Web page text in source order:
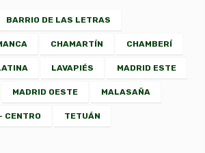
BARRIO DE LAS LETRAS
CHAMARTÍN CHAMBERÍ
LAVAPIÉS MADRID ESTE
MADRID OESTE MALASAÑA
CENTRO TETUÁN